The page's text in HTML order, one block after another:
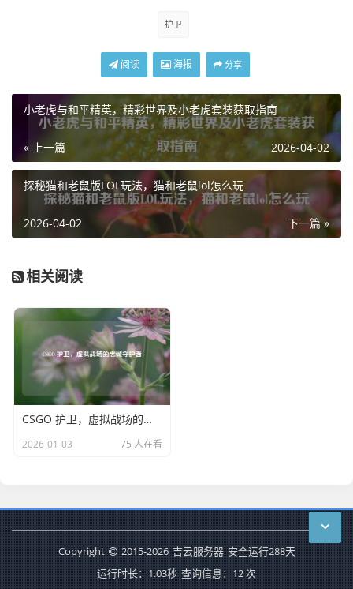
护卫
阅读 海报 分享
小老虎与和平精英，精彩世界及小老虎套装获取指南
« 上一篇 2026-04-02
探秘猫和老鼠版LOL玩法，猫和老鼠lol怎么玩
下一篇 »
2026-04-02
相关阅读
CSGO 护卫，虚拟战场的忠诚守护者
2026-01-03 75 人在看
Copyright 2015-2026 吉云服务器 安全运行288天
运行时长：1.03秒 查询信息：12 次